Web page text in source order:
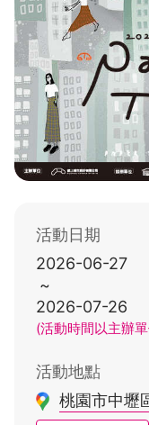
活動日期
2026-06-27
~
2026-07-26
(活動時間以主辦
活動地點
桃園市中壢